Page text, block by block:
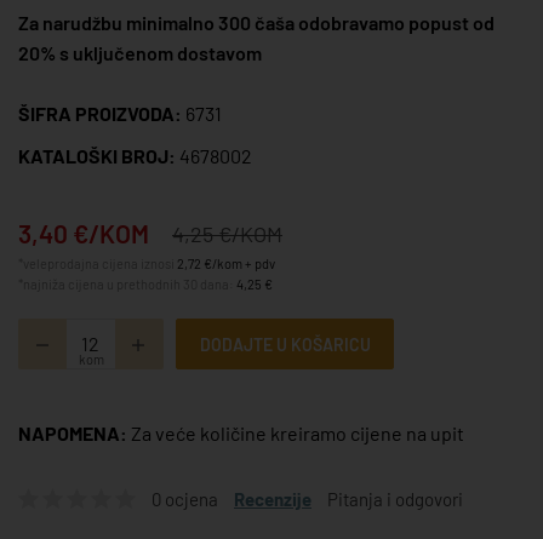
Za narudžbu minimalno 300 čaša odobravamo popust od
20% s uključenom dostavom
ŠIFRA PROIZVODA: 6731
KATALOŠKI BROJ: 4678002
3,40 €/KOM 4,25 €/KOM
2,72 €/kom + pdv
4,25 €
kom
DODAJTE U KOŠARICU
NAPOMENA: Za veće količine kreiramo cijene na upit
0 ocjena Recenzije Pitanja i odgovori